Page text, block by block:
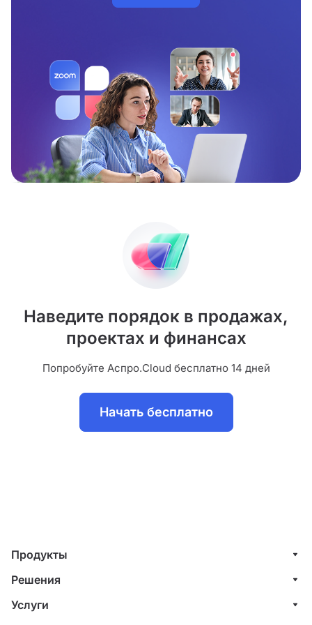
Наведите порядок в продажах,
проектах и финансах
Попробуйте Аспро.Cloud бесплатно 14 дней
Начать бесплатно
Продукты
Управление клиентами (CRM)
Проекты
Решения
ИТ-компании
Услуги